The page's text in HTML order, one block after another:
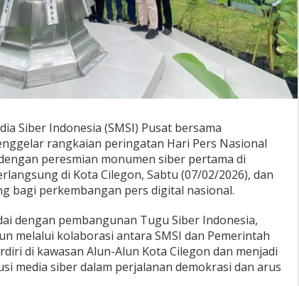
Siber Indonesia (SMSI) Pusat bersama
rangkaian peringatan Hari Pers Nasional
peresmian monumen siber pertama di
di Kota Cilegon, Sabtu (07/02/2026), dan
bagi perkembangan pers digital nasional.
dengan pembangunan Tugu Siber Indonesia,
melalui kolaborasi antara SMSI dan Pemerintah
di kawasan Alun-Alun Kota Cilegon dan menjadi
media siber dalam perjalanan demokrasi dan arus